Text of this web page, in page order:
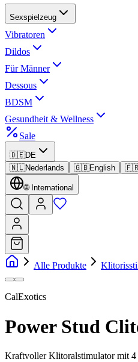
Sexspielzeug
Vibratoren
Dildos
Für Männer
Dessous
BDSM
Gesundheit & Wellness
Sale
🇩🇪DE
🇳🇱Nederlands 🇬🇧English
🌐 International
Alle Produkte
CalExotics
Power Stud
Kraftvoller Klitoralstimulator mit 4